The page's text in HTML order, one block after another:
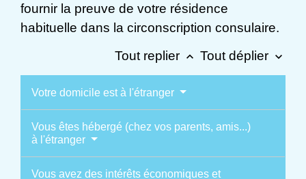
fournir la preuve de votre résidence
habituelle dans la circonscription consulaire.
Tout replier keyboard_arrow_up Tout déplier keyboard_arrow_down
Votre domicile est à l'étranger
Vous êtes hébergé (chez vos parents, amis...)
à l'étranger
Vous avez des intérêts économiques et